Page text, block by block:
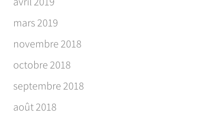
mars 2019
novembre 2018
octobre 2018
septembre 2018
août 2018